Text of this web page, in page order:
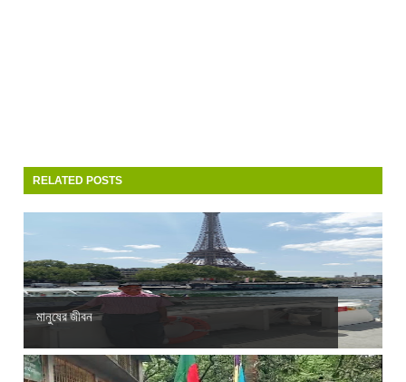
RELATED POSTS
মানুষের জীবন